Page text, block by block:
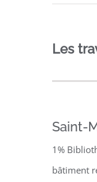
Les
Saint-
1%
bâtiment